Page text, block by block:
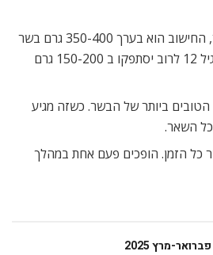
1. כשזה מגיע לכמויות בשר, החישוב הוא בערך 350-400 גרם בשר
נטו לאדם, וילדים מתחת לגיל 12 לרוב יסתפקו ב 150-200 גרם
ביותר של הבשר. כשזה מגיע
השאר.
כל הזמן. הופכים פעם אחת במהלך
מרץ 2025